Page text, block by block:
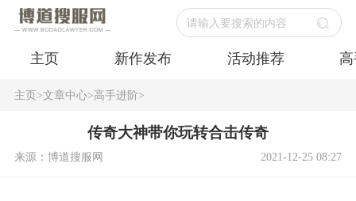
请输入要搜索的内容
主页 新作发布 活动推荐
主页>文章中心>高手进阶>
传奇大神带你玩转合击传奇
来源：博道搜服网 2021-12-25 08:27